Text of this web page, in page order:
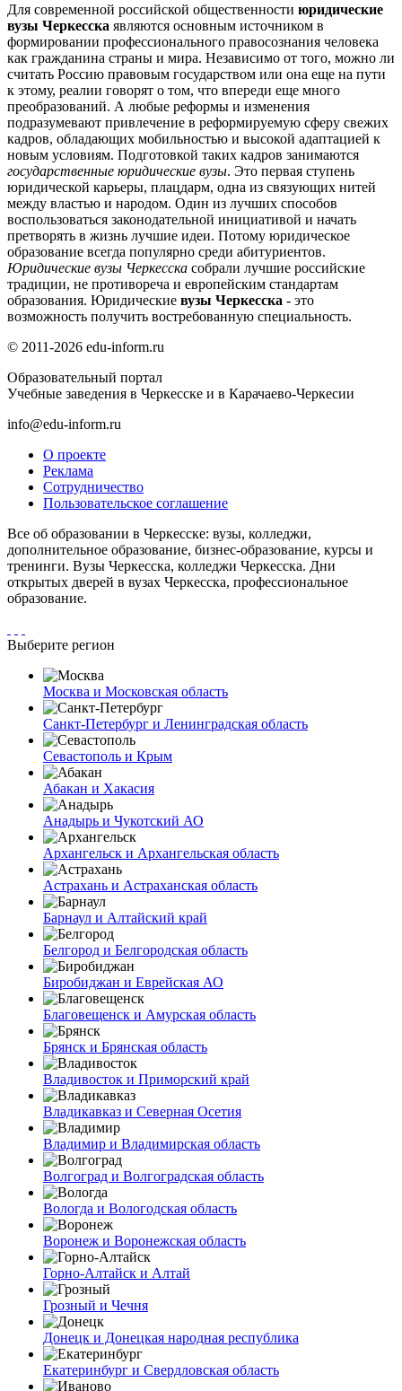
Для современной российской общественности юридические
вузы Черкесска являются основным источником в
формировании профессионального правосознания человека
как гражданина страны и мира. Независимо от того, можно ли
считать Россию правовым государством или она еще на пути
к этому, реалии говорят о том, что впереди еще много
преобразований. А любые реформы и изменения
подразумевают привлечение в реформируемую сферу свежих
кадров, обладающих мобильностью и высокой адаптацией к
новым условиям. Подготовкой таких кадров занимаются
государственные юридические вузы. Это первая ступень
юридической карьеры, плацдарм, одна из связующих нитей
между властью и народом. Один из лучших способов
воспользоваться законодательной инициативой и начать
претворять в жизнь лучшие идеи. Потому юридическое
образование всегда популярно среди абитуриентов.
Юридические вузы Черкесска собрали лучшие российские
традиции, не противореча и европейским стандартам
образования. Юридические вузы Черкесска - это
возможность получить востребованную специальность.
© 2011-2026 edu-inform.ru
Образовательный портал
Учебные заведения в Черкесске и в Карачаево-Черкесии
info@edu-inform.ru
О проекте
Реклама
Сотрудничество
Пользовательское соглашение
Все об образовании в Черкесске: вузы, колледжи,
дополнительное образование, бизнес-образование, курсы и
тренинги. Вузы Черкесска, колледжи Черкесска. Дни
открытых дверей в вузах Черкесска, профессиональное
образование.
Выберите регион
Москва и Московская область
Санкт-Петербург и Ленинградская область
Севастополь и Крым
Абакан и Хакасия
Анадырь и Чукотский АО
Архангельск и Архангельская область
Астрахань и Астраханская область
Барнаул и Алтайский край
Белгород и Белгородская область
Биробиджан и Еврейская АО
Благовещенск и Амурская область
Брянск и Брянская область
Владивосток и Приморский край
Владикавказ и Северная Осетия
Владимир и Владимирская область
Волгоград и Волгоградская область
Вологда и Вологодская область
Воронеж и Воронежская область
Горно-Алтайск и Алтай
Грозный и Чечня
Донецк и Донецкая народная республика
Екатеринбург и Свердловская область